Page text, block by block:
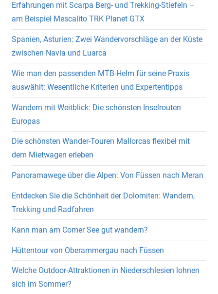
Erfahrungen mit Scarpa Berg- und Trekking-Stiefeln –
am Beispiel Mescalito TRK Planet GTX
Spanien, Asturien: Zwei Wandervorschläge an der Küste
zwischen Navia und Luarca
Wie man den passenden MTB-Helm für seine Praxis
auswählt: Wesentliche Kriterien und Expertentipps
Wandern mit Weitblick: Die schönsten Inselrouten
Europas
Die schönsten Wander-Touren Mallorcas flexibel mit
dem Mietwagen erleben
Panoramawege über die Alpen: Von Füssen nach Meran
Entdecken Sie die Schönheit der Dolomiten: Wandern,
Trekking und Radfahren
Kann man am Comer See gut wandern?
Hüttentour von Oberammergau nach Füssen
Welche Outdoor-Attraktionen in Niederschlesien lohnen
sich im Sommer?